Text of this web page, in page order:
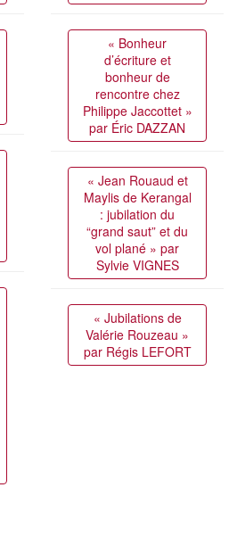
« Bonheur
d’écriture et
bonheur de
rencontre chez
Philippe Jaccottet »
par Éric DAZZAN
« Jean Rouaud et
Maylis de Kerangal
: jubilation du
“grand saut” et du
vol plané » par
Sylvie VIGNES
« Jubilations de
Valérie Rouzeau »
par Régis LEFORT